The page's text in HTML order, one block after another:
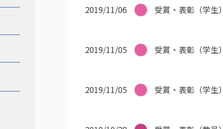
2019/11/06 受賞・表彰（学生）
2019/11/05 受賞・表彰（学生）
2019/11/05 受賞・表彰（学生）